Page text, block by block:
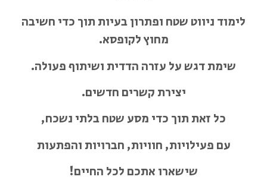
לימוד ניווט שטח ופתרון בעיות תוך כדי חשיבה
מחוץ לקופסא.
שימת דגש על עזרה הדדית ושיתוף פעולה.
יצירת קשרים חדשים.
כל זאת תוך כדי מסע שטח בלתי נשכח,
עם פעילויות, חוויות, חברויות והפתעות
שישארו אתכם לכל החיים!